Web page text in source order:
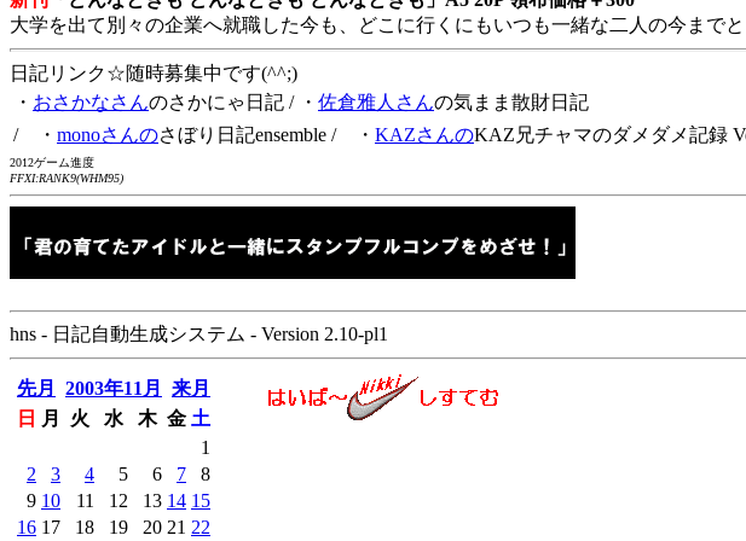
大学を出て別々の企業へ就職した今も、どこに行くにもいつも一緒な二人の今まで
日記リンク☆随時募集中です(^^;)
・ おさかなさんのさかにゃ日記 / ・ 佐倉雅人さんの気まま散財日記
/ ・ monoさんのさぼり日記ensemble / ・ KAZさんのKAZ兄チャマのダメダメ記録
2012ゲーム進度
FFXI:RANK9(WHM95)
hns - 日記自動生成システム - Version 2.10-pl1
先月 2003年11月
来月
日
月 火 水 木 金 土
1
2
3 4 5 6 7
8
9 10 11 12 13 14 15
16 17 18 19 20 21 22